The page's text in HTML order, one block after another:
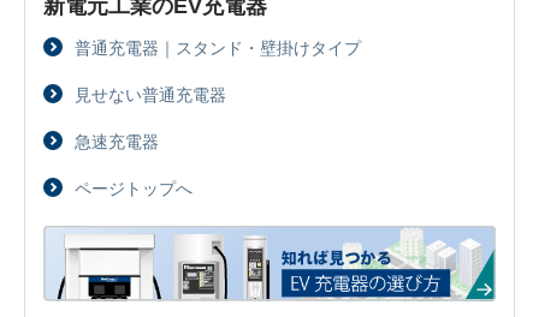
普通充電器｜スタンド・壁掛けタイプ
見せない普通充電器
急速充電器
ページトップへ